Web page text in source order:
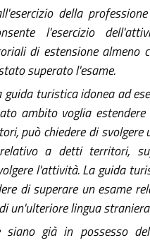
della
l'esercizio
di estensione almeno
superato l'esame.
turistica idonea ad
ambito voglia estendere
può chiedere di svolgere
a detti territori,
l'attività. La guida
di superare un esame
un'ulteriore lingua
già in possesso